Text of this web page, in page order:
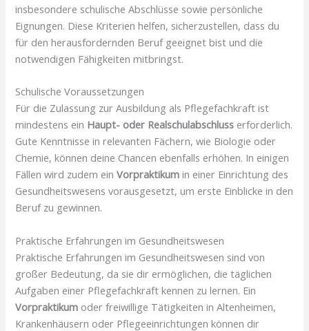
insbesondere schulische Abschlüsse sowie persönliche
Eignungen. Diese Kriterien helfen, sicherzustellen, dass du
für den herausfordernden Beruf geeignet bist und die
notwendigen Fähigkeiten mitbringst.
Schulische Voraussetzungen
Für die Zulassung zur Ausbildung als Pflegefachkraft ist
mindestens ein Haupt- oder Realschulabschluss erforderlich.
Gute Kenntnisse in relevanten Fächern, wie Biologie oder
Chemie, können deine Chancen ebenfalls erhöhen. In einigen
Fällen wird zudem einVorpraktikum in einer Einrichtung des
Gesundheitswesens vorausgesetzt, um erste Einblicke in den
Beruf zu gewinnen.
Praktische Erfahrungen im Gesundheitswesen
Praktische Erfahrungen im Gesundheitswesen sind von
großer Bedeutung, da sie dir ermöglichen, die täglichen
Aufgaben einer Pflegefachkraft kennen zu lernen. Ein
Vorpraktikum oder freiwillige Tätigkeiten in Altenheimen,
Krankenhäusern oder Pflegeeinrichtungen können dir